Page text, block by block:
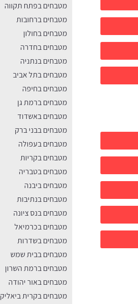
מטבחים בפתח תקווה
מטבחים ברחובות
מטבחים בחולון
מטבחים בחדרה
מטבחים בנתניה
מטבחים בתל אביב
מטבחים בחיפה
מטבחים ברמת גן
מטבחים באשדוד
מטבחים בבני ברק
מטבחים בעפולה
מטבחים בקריות
מטבחים בטבריה
מטבחים ביבנה
מטבחים בנתיבות
מטבחים בנס ציונה
מטבחים בכרמיאל
מטבחים בשדרות
מטבחים בבית שמש
מטבחים ברמת השרון
מטבחים באור יהודה
מטבחים בקרית ביאליק